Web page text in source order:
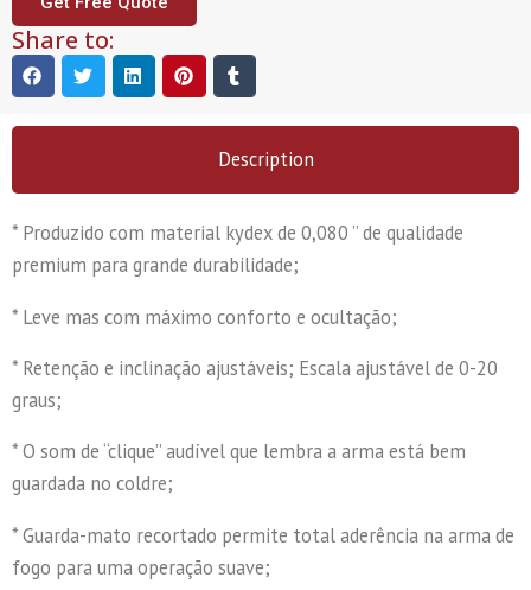
Share to:
Description
* Produzido com material kydex de 0,080 ” de qualidade
premium para grande durabilidade;
* Leve mas com máximo conforto e ocultação;
* Retenção e inclinação ajustáveis; Escala ajustável de 0-20
graus;
* O som de “clique” audível que lembra a arma está bem
guardada no coldre;
* Guarda-mato recortado permite total aderência na arma de
fogo para uma operação suave;